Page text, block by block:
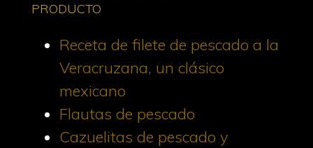
PRODUCTO
Receta de filete de pescado a la
Veracruzana, un clásico
mexicano
Flautas de pescado
Cazuelitas de pescado y